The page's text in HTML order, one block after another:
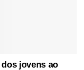
jovens ao